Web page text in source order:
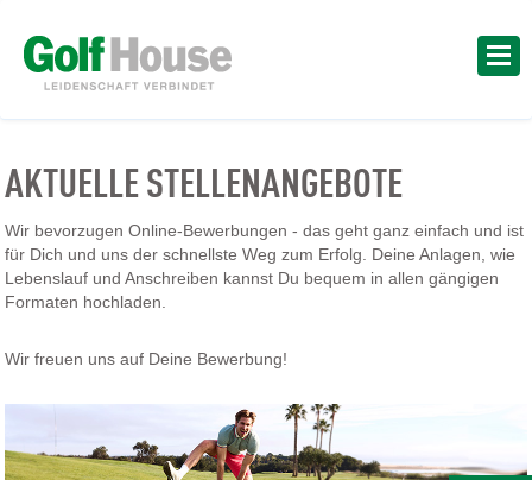
AKTUELLE STELLENANGEBOTE
Wir bevorzugen Online-Bewerbungen - das geht ganz einfach und ist
für Dich und uns der schnellste Weg zum Erfolg. Deine Anlagen, wie
Lebenslauf und Anschreiben kannst Du bequem in allen gängigen
Formaten hochladen.
Wir freuen uns auf Deine Bewerbung!